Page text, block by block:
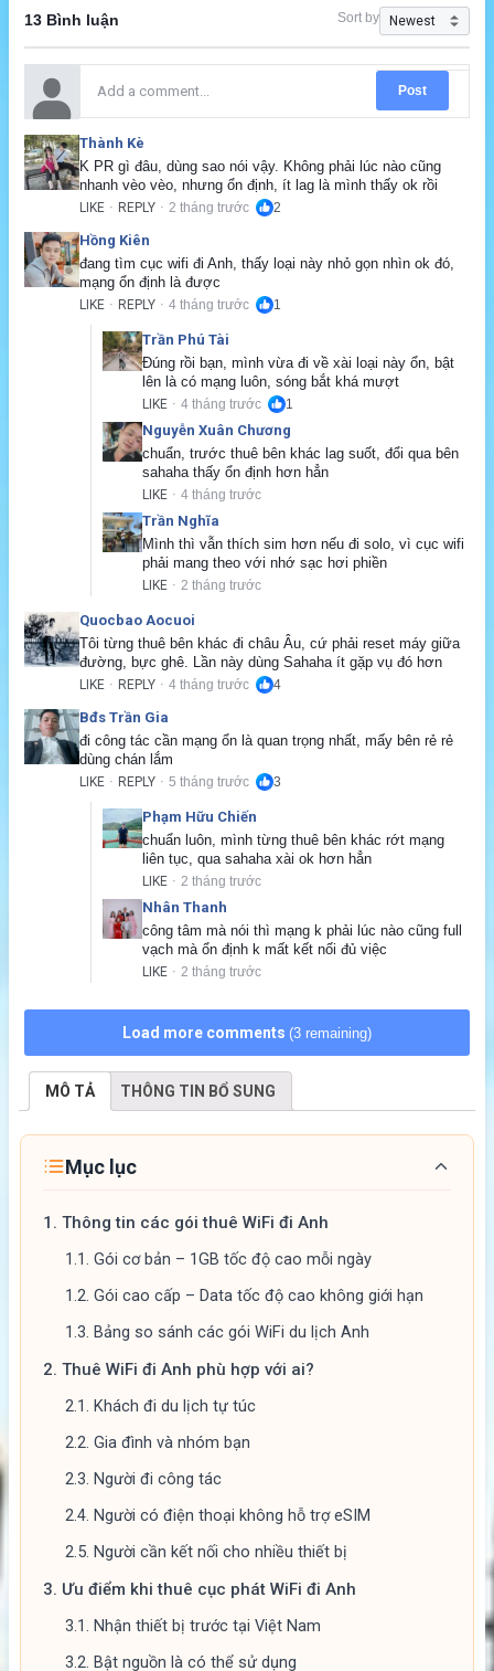
13 Bình luận Sort by
Post
Thành Kè
K PR gì đâu, dùng sao nói vậy. Không phải lúc nào cũng
nhanh vèo vèo, nhưng ổn định, ít lag là mình thấy ok rồi
LIKE · REPLY · 2 tháng trước 2
Hồng Kiên
đang tìm cục wifi đi Anh, thấy loại này nhỏ gọn nhìn ok đó,
mạng ổn định là được
LIKE · REPLY · 4 tháng trước 1
Trần Phú Tài
Đúng rồi bạn, mình vừa đi về xài loại này ổn, bật
lên là có mạng luôn, sóng bắt khá mượt
LIKE · 4 tháng trước 1
Nguyễn Xuân Chương
chuẩn, trước thuê bên khác lag suốt, đổi qua bên
sahaha thấy ổn định hơn hẳn
LIKE · 4 tháng trước
Trần Nghĩa
Mình thì vẫn thích sim hơn nếu đi solo, vì cục wifi
phải mang theo với nhớ sạc hơi phiền
LIKE · 2 tháng trước
Quocbao Aocuoi
Tôi từng thuê bên khác đi châu Âu, cứ phải reset máy giữa
đường, bực ghê. Lần này dùng Sahaha ít gặp vụ đó hơn
LIKE · REPLY · 4 tháng trước 4
Bđs Trần Gia
đi công tác cần mạng ổn là quan trọng nhất, mấy bên rẻ rẻ
dùng chán lắm
LIKE · REPLY · 5 tháng trước 3
Phạm Hữu Chiến
chuẩn luôn, mình từng thuê bên khác rớt mạng
liên tục, qua sahaha xài ok hơn hẳn
LIKE · 2 tháng trước
Nhân Thanh
công tâm mà nói thì mạng k phải lúc nào cũng full
vạch mà ổn định k mất kết nối đủ việc
LIKE · 2 tháng trước
Load more comments (3 remaining)
MÔ TẢ THÔNG TIN BỔ SUNG
Mục lục
1. Thông tin các gói thuê WiFi đi Anh
1.1. Gói cơ bản – 1GB tốc độ cao mỗi ngày
1.2. Gói cao cấp – Data tốc độ cao không giới hạn
1.3. Bảng so sánh các gói WiFi du lịch Anh
2. Thuê WiFi đi Anh phù hợp với ai?
2.1. Khách đi du lịch tự túc
2.2. Gia đình và nhóm bạn
2.3. Người đi công tác
2.4. Người có điện thoại không hỗ trợ eSIM
2.5. Người cần kết nối cho nhiều thiết bị
3. Ưu điểm khi thuê cục phát WiFi đi Anh
3.1. Nhận thiết bị trước tại Việt Nam
3.2. Bật nguồn là có thể sử dụng